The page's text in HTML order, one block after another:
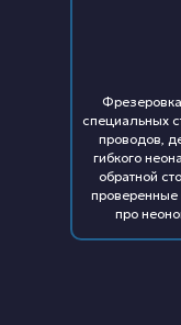
специальных
проводов,
гибкого
обратной
проверенные
про